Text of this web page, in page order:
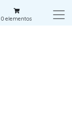
0 elementos